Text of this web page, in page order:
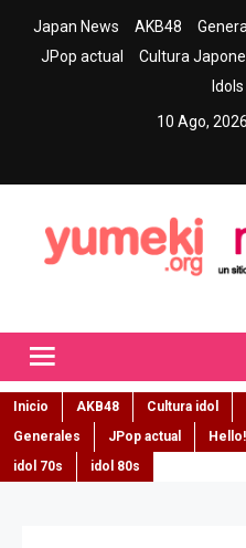
Japan News AKB48 General
JPop actual
Cultura
10 Ago, 2026
Inicio AKB48 Cultura idol
Generales
JPop actual
idol 70s
idol 80s